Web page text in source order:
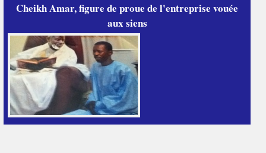
Cheikh Amar, figure de proue de l'entreprise vouée
aux siens